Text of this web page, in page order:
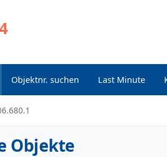
Objektnr. suchen Last Minute
Objekte